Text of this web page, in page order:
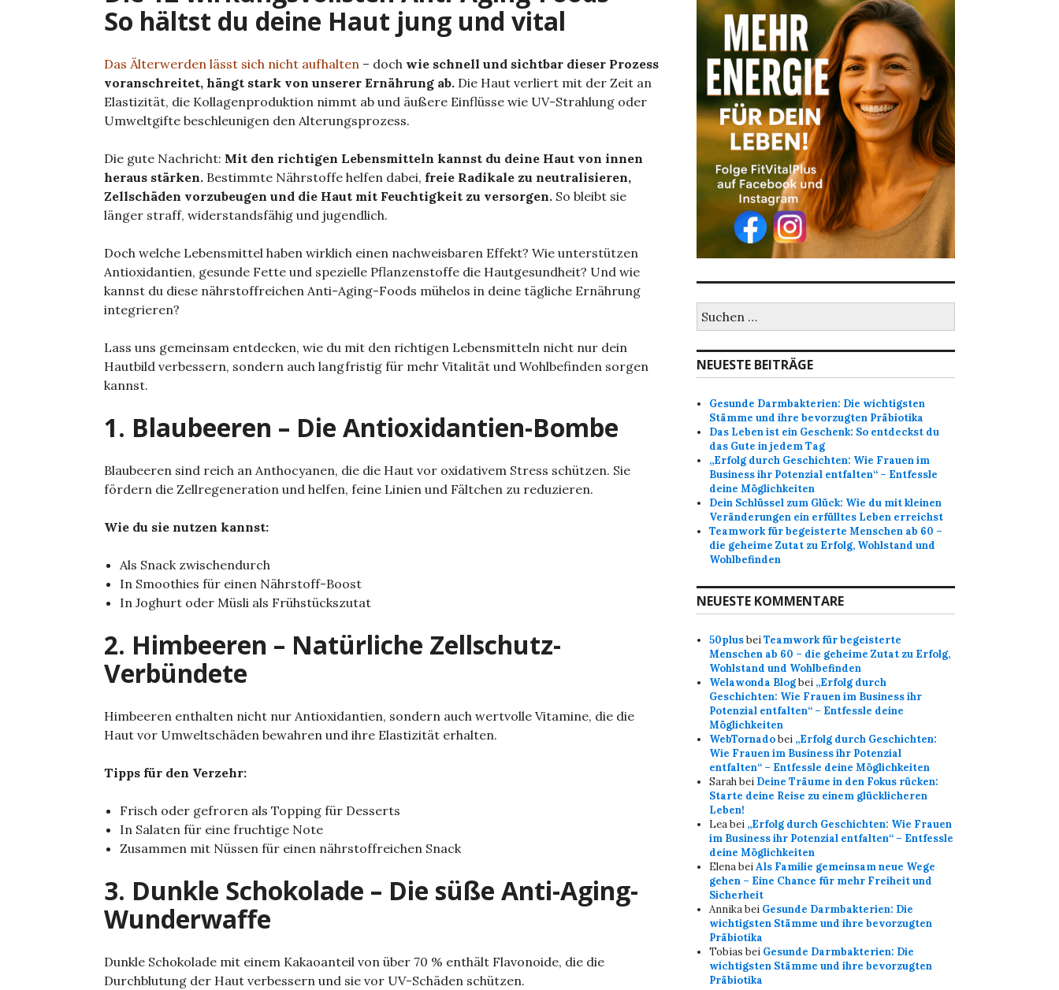
So hältst du deine Haut jung und vital
Das Älterwerden lässt sich nicht aufhalten – doch wie schnell und sichtbar dieser Prozess
voranschreitet, hängt stark von unserer Ernährung ab. Die Haut verliert mit der Zeit an
Elastizität, die Kollagenproduktion nimmt ab und äußere Einflüsse wie UV-Strahlung oder
Umweltgifte beschleunigen den Alterungsprozess.
Die gute Nachricht: Mit den richtigen Lebensmitteln kannst du deine Haut von innen
heraus stärken. Bestimmte Nährstoffe helfen dabei, freie Radikale zu neutralisieren,
Zellschäden vorzubeugen und die Haut mit Feuchtigkeit zu versorgen. So bleibt sie
länger straff, widerstandsfähig und jugendlich.
Doch welche Lebensmittel haben wirklich einen nachweisbaren Effekt? Wie unterstützen
Antioxidantien, gesunde Fette und spezielle Pflanzenstoffe die Hautgesundheit? Und wie
kannst du diese nährstoffreichen Anti-Aging-Foods mühelos in deine tägliche Ernährung
integrieren?
Lass uns gemeinsam entdecken, wie du mit den richtigen Lebensmitteln nicht nur dein
Hautbild verbessern, sondern auch langfristig für mehr Vitalität und Wohlbefinden sorgen
kannst.
1. Blaubeeren – Die Antioxidantien-Bombe
Blaubeeren sind reich an Anthocyanen, die die Haut vor oxidativem Stress schützen. Sie
fördern die Zellregeneration und helfen, feine Linien und Fältchen zu reduzieren.
Wie du sie nutzen kannst:
Als Snack zwischendurch
In Smoothies für einen Nährstoff-Boost
In Joghurt oder Müsli als Frühstückszutat
2. Himbeeren – Natürliche Zellschutz-
Verbündete
Himbeeren enthalten nicht nur Antioxidantien, sondern auch wertvolle Vitamine, die die
Haut vor Umweltschäden bewahren und ihre Elastizität erhalten.
Tipps für den Verzehr:
Frisch oder gefroren als Topping für Desserts
In Salaten für eine fruchtige Note
Zusammen mit Nüssen für einen nährstoffreichen Snack
3. Dunkle Schokolade – Die süße Anti-Aging-
Wunderwaffe
Dunkle Schokolade mit einem Kakaoanteil von über 70 % enthält Flavonoide, die die
Durchblutung der Haut verbessern und sie vor UV-Schäden schützen.
h
e
n
c
:
NEUESTE BEITRÄGE
Gesunde Darmbakterien: Die wichtigsten
Stämme und ihre bevorzugten Präbiotika
Das Leben ist ein Geschenk: So entdeckst du
das Gute in jedem Tag
„Erfolg durch Geschichten: Wie Frauen im
Business ihr Potenzial entfalten“ – Entfessle
deine Möglichkeiten
Dein Schlüssel zum Glück: Wie du mit kleinen
Veränderungen ein erfülltes Leben erreichst
Teamwork für begeisterte Menschen ab 60 –
die geheime Zutat zu Erfolg, Wohlstand und
Wohlbefinden
NEUESTE KOMMENTARE
50plusbeiTeamwork für begeisterte
Menschen ab 60 – die geheime Zutat zu Erfolg,
Wohlstand und Wohlbefinden
Welawonda Blogbei „Erfolg durch
Geschichten: Wie Frauen im Business ihr
Potenzial entfalten“ – Entfessle deine
Möglichkeiten
WebTornadobei „Erfolg durch Geschichten:
Wie Frauen im Business ihr Potenzial
entfalten“ – Entfessle deine Möglichkeiten
Sarahbei Deine Träume in den Fokus rücken:
Starte deine Reise zu einem glücklicheren
Leben!
Leabei „Erfolg durch Geschichten: Wie Frauen
im Business ihr Potenzial entfalten“ – Entfessle
deine Möglichkeiten
ElenabeiAls Familie gemeinsam neue Wege
gehen – Eine Chance für mehr Freiheit und
Sicherheit
Annikabei Gesunde Darmbakterien: Die
wichtigsten Stämme und ihre bevorzugten
Präbiotika
Tobias bei Gesunde Darmbakterien: Die
wichtigsten Stämme und ihre bevorzugten
Präbiotika